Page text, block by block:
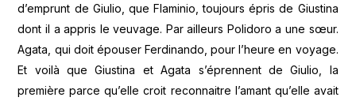
d’emprunt de Giulio, que Flaminio, toujours épris de Giustina
dont il a appris le veuvage. Par ailleurs Polidoro a une sœur.
Agata, qui doit épouser Ferdinando, pour l’heure en voyage.
Et voilà que Giustina et Agata s’éprennent de Giulio, la
première parce qu’elle croit reconnaitre l’amant qu’elle avait